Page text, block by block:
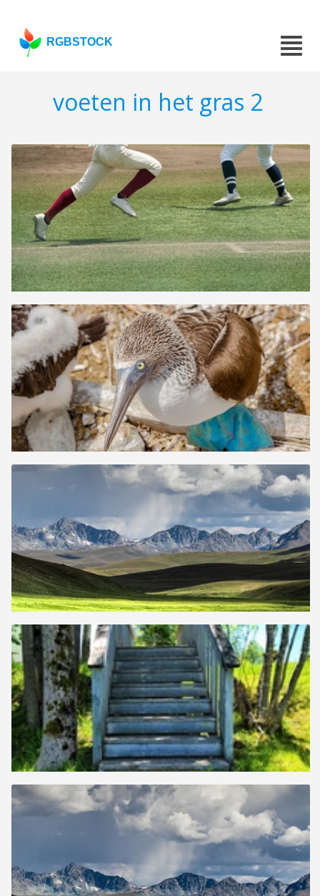
RGBSTOCK
voeten in het gras 2